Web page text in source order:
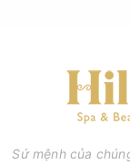
Sứ mệnh của